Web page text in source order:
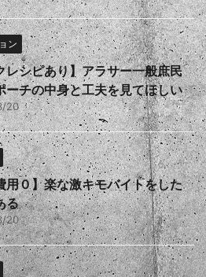
ン
レシピあり】アラサー一般庶民
ーチの中身と工夫を見てほしい
20
用０】楽な激キモバイトをした
る
20